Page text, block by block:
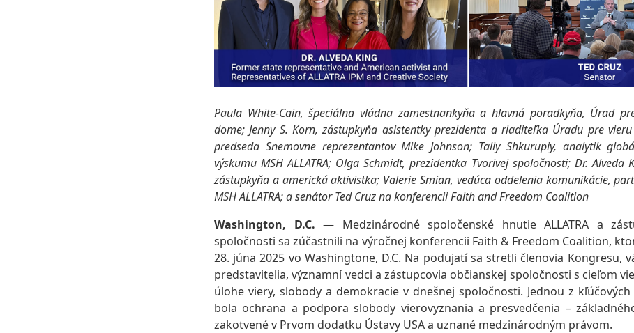
Paula White-Cain, špeciálna vládna zamestnankyňa a hlavná poradkyňa, Úrad
dome; Jenny S. Korn, zástupkyňa asistentky prezidenta a riaditeľka Úradu pre
predseda Snemovne reprezentantov Mike Johnson; Taliy Shkurupiy, analytik
výskumu MSH ALLATRA; Olga Schmidt, prezidentka Tvorivej spoločnosti; Dr. Alveda
zástupkyňa a americká aktivistka; Valerie Smian, vedúca oddelenia komunikácie,
MSH ALLATRA; a senátor Ted Cruz na konferencii Faith and Freedom Coalition
Washington, D.C. — Medzinárodné spoločenské hnutie ALLATRA a
spoločnosti sa zúčastnili na výročnej konferencii Faith & Freedom Coalition,
28. júna 2025 vo Washingtone, D.C. Na podujatí sa stretli členovia Kongresu,
predstavitelia, významní vedci a zástupcovia občianskej spoločnosti s cieľom
úlohe viery, slobody a demokracie v dnešnej spoločnosti. Jednou z
bola ochrana a podpora slobody vierovyznania a presvedčenia –
zakotvené v Prvom dodatku Ústavy USA a uznané medzinárodným právom.